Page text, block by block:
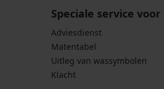
Speciale service
Adviesdienst
Matentabel
Uitleg van wassymbolen
Klacht